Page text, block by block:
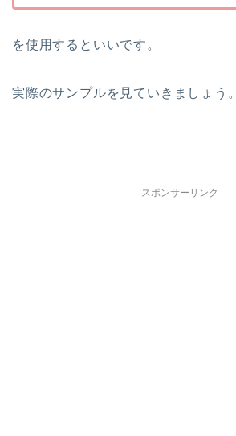
を使用するといいです。
実際のサンプルを見ていきましょう。
スポンサーリンク